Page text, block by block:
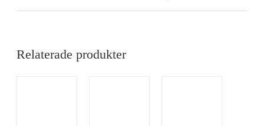
Relaterade produkter